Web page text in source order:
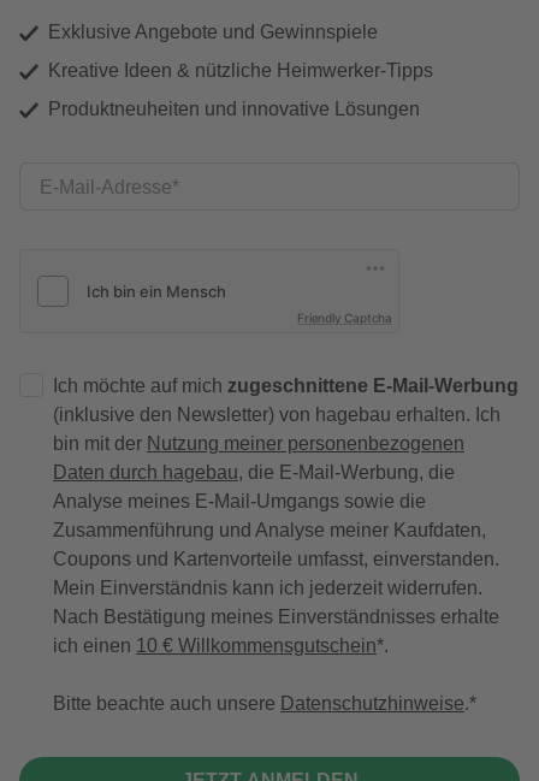
Exklusive Angebote und Gewinnspiele
Kreative Ideen & nützliche Heimwerker-Tipps
Produktneuheiten und innovative Lösungen
E-Mail-Adresse
Friendly Captcha
Ich möchte auf mich zugeschnittene E-Mail-Werbung
(inklusive den Newsletter) von hagebau erhalten. Ich
bin mit der Nutzung meiner personenbezogenen
Daten durch hagebau, die E-Mail-Werbung, die
Analyse meines E-Mail-Umgangs sowie die
Zusammenführung und Analyse meiner Kaufdaten,
Coupons und Kartenvorteile umfasst, einverstanden.
Mein Einverständnis kann ich jederzeit widerrufen.
Nach Bestätigung meines Einverständnisses erhalte
ich einen 10 € Willkommensgutschein*.
Bitte beachte auch unsere Datenschutzhinweise.